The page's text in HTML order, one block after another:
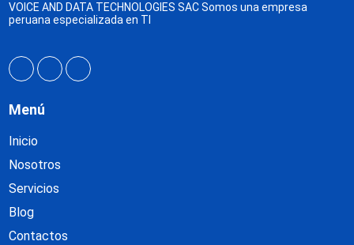
VOICE AND DATA TECHNOLOGIES SAC Somos una empresa
peruana especializada en TI
Menú
Inicio
Nosotros
Servicios
Blog
Contactos